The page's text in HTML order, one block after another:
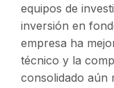
equipos de
inversión en
empresa ha
técnico y la
consolidado aún